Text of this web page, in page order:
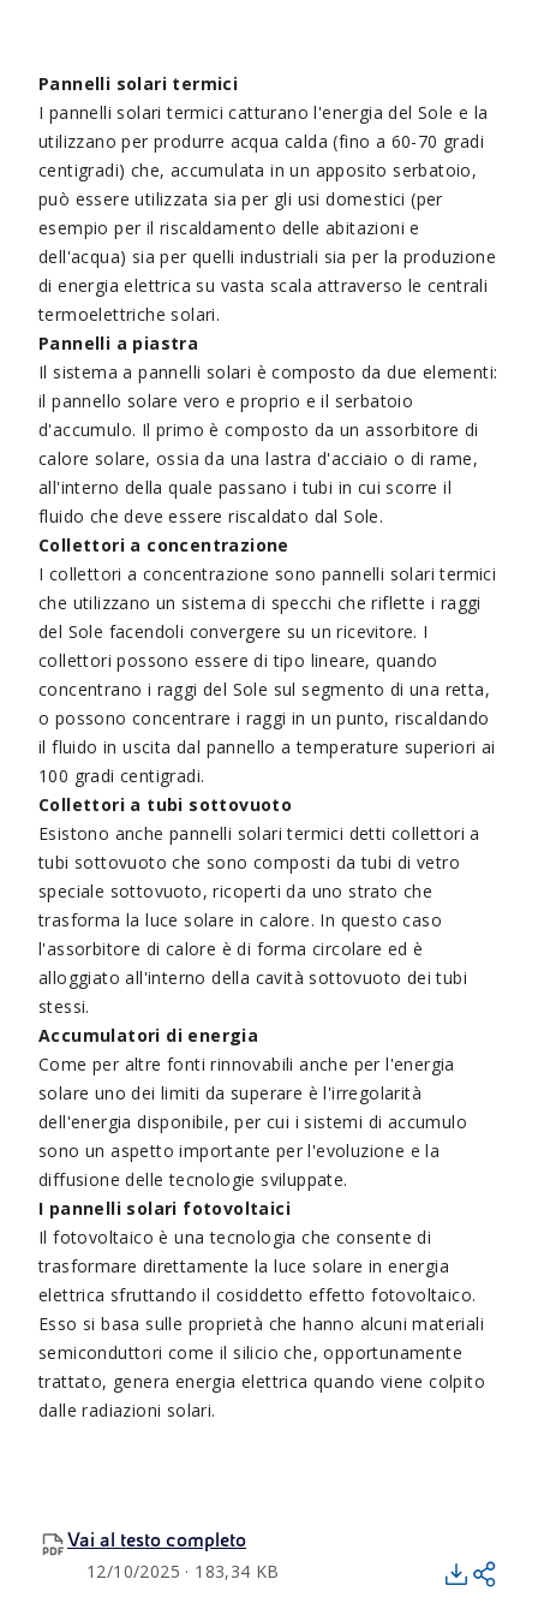
Pannelli solari termici
I pannelli solari termici catturano l'energia del Sole e la
utilizzano per produrre acqua calda (fino a 60-70 gradi
centigradi) che, accumulata in un apposito serbatoio,
può essere utilizzata sia per gli usi domestici (per
esempio per il riscaldamento delle abitazioni e
dell'acqua) sia per quelli industriali sia per la produzione
di energia elettrica su vasta scala attraverso le centrali
termoelettriche solari.
Pannelli a piastra
Il sistema a pannelli solari è composto da due elementi:
il pannello solare vero e proprio e il serbatoio
d'accumulo. Il primo è composto da un assorbitore di
calore solare, ossia da una lastra d'acciaio o di rame,
all'interno della quale passano i tubi in cui scorre il
fluido che deve essere riscaldato dal Sole.
Collettori a concentrazione
I collettori a concentrazione sono pannelli solari termici
che utilizzano un sistema di specchi che riflette i raggi
del Sole facendoli convergere su un ricevitore. I
collettori possono essere di tipo lineare, quando
concentrano i raggi del Sole sul segmento di una retta,
o possono concentrare i raggi in un punto, riscaldando
il fluido in uscita dal pannello a temperature superiori ai
100 gradi centigradi.
Collettori a tubi sottovuoto
Esistono anche pannelli solari termici detti collettori a
tubi sottovuoto che sono composti da tubi di vetro
speciale sottovuoto, ricoperti da uno strato che
trasforma la luce solare in calore. In questo caso
l'assorbitore di calore è di forma circolare ed è
alloggiato all'interno della cavità sottovuoto dei tubi
stessi.
Accumulatori di energia
Come per altre fonti rinnovabili anche per l'energia
solare uno dei limiti da superare è l'irregolarità
dell'energia disponibile, per cui i sistemi di accumulo
sono un aspetto importante per l'evoluzione e la
diffusione delle tecnologie sviluppate.
I pannelli solari fotovoltaici
Il fotovoltaico è una tecnologia che consente di
trasformare direttamente la luce solare in energia
elettrica sfruttando il cosiddetto effetto fotovoltaico.
Esso si basa sulle proprietà che hanno alcuni materiali
semiconduttori come il silicio che, opportunamente
trattato, genera energia elettrica quando viene colpito
dalle radiazioni solari.
Vai al testo completo
12/10/2025 · 183,34 KB